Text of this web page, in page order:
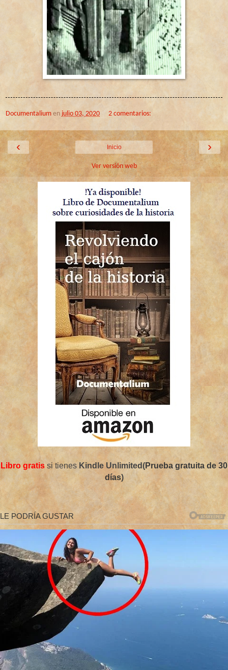
Documentalium en julio 03, 2020 2 comentarios:
‹ ›
Inicio
Ver versión web
Libro gratis si tienes Kindle Unlimited(Prueba gratuita de 30
días)